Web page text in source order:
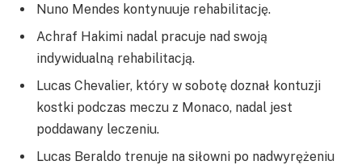
Nuno Mendes kontynuuje rehabilitację.
⁠Achraf Hakimi nadal pracuje nad swoją
indywidualną rehabilitacją.
⁠⁠Lucas Chevalier, który w sobotę doznał kontuzji
kostki podczas meczu z Monaco, nadal jest
poddawany leczeniu.
⁠⁠Lucas Beraldo trenuje na siłowni po nadwyrężeniu